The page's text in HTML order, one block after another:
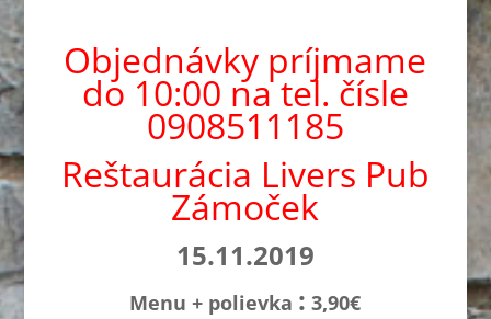
Objednávky príjmame
do 10:00 na tel. čísle
0908511185
Reštaurácia Livers Pub
Zámoček
15.11.2019
Menu + polievka : 3,90€